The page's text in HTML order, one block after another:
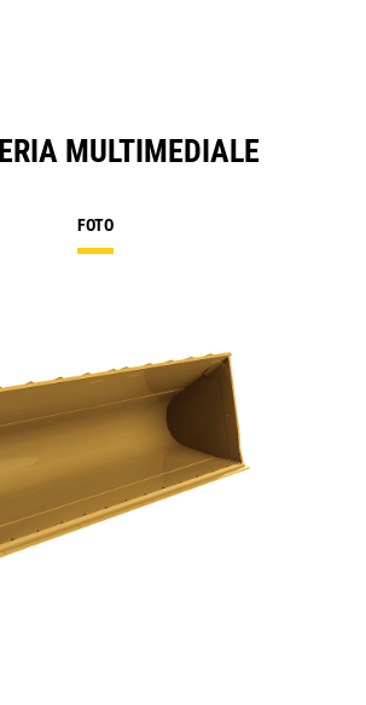
MULTIMEDIALE
FOTO